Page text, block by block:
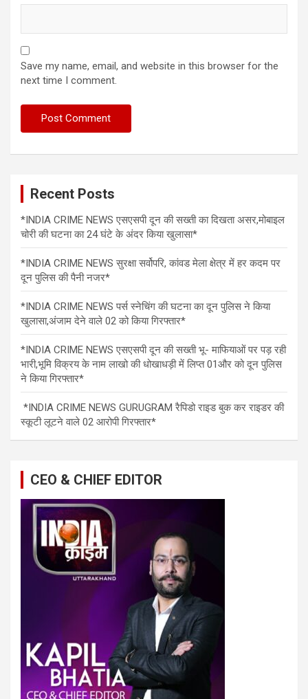
Save my name, email, and website in this browser for the
next time I comment.
Recent Posts
*INDIA CRIME NEWS एसएसपी दून की सख्ती का दिखता असर,मोबाइल
चोरी की घटना का 24 घंटे के अंदर किया खुलासा*
*INDIA CRIME NEWS सुरक्षा सर्वोपरि, कांवड मेला क्षेत्र में हर कदम पर
दून पुलिस की पैनी नजर*
*INDIA CRIME NEWS पर्स स्नेचिंग की घटना का दून पुलिस ने किया
खुलासा,अंजाम देने वाले 02 को किया गिरफ्तार*
*INDIA CRIME NEWS एसएसपी दून की सख्ती भू- माफियाओं पर पड़ रही
भारी,भूमि विक्रय के नाम लाखो की धोखाधड़ी में लिप्त 01और को दून पुलिस
ने किया गिरफ्तार*
*INDIA CRIME NEWS GURUGRAM रैपिडो राइड बुक कर राइडर की
स्कूटी लूटने वाले 02 आरोपी गिरफ्तार*
CEO & CHIEF EDITOR